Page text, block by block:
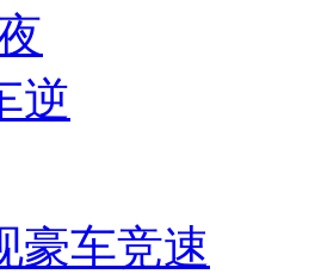
豪车竞速